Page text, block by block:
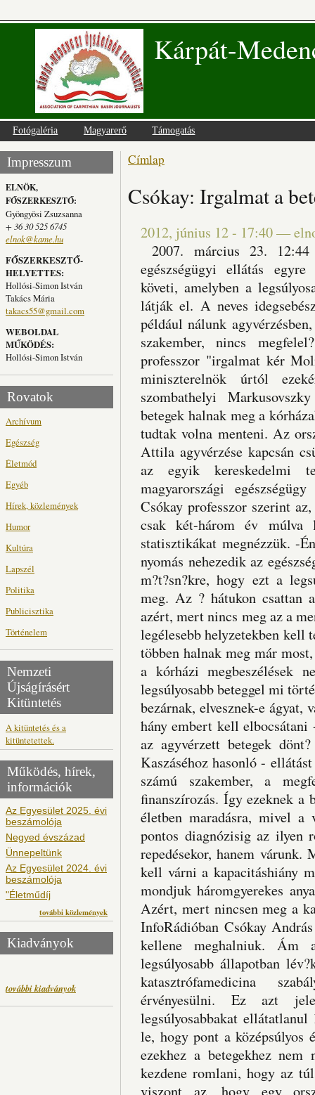
Kárpát-
Fotógaléria Magyarerő Támogatás
Impresszum
ELNÖK,
FŐSZERKESZTŐ:
Gyöngyösi Zsuzsanna
+ 36 30 525 6745
elnok@kame.hu
FŐSZERKESZTŐ-
HELYETTES:
Hollósi-Simon István
Takács Mária
takacs55@gmail.com
WEBOLDAL
MŰKÖDÉS:
Hollósi-Simon István
Rovatok
Archívum
Egészség
Életmód
Egyéb
Hírek, közlemények
Humor
Kultúra
Lapszél
Politika
Publicisztika
Történelem
Nemzeti
Újságírásért
Kitüntetés
A kitüntetés és a
kitüntetettek.
Működés, hírek,
információk
Az Egyesület 2025. évi
beszámolója
Negyed évszázad
Ünnepeltünk
Az Egyesület 2024. évi
beszámolója
"Életműdíj
további közlemények
Kiadványok
további kiadványok
Jelenlegi hely
Címlap
Csókay: Irgalmat a
2012, június 12 - 17:40—
2007. március 23.
egészségügyi ellátás
követi, amelyben a
látják el. A neves
például nálunk
szakember, nincs
professzor "irgalmat kér
miniszterelnök úrtól
szombathelyi
betegek halnak meg a
tudtak volna menteni. Az
Attila agyvérzése kapcsán
az egyik kereskedelmi
magyarországi
Csókay professzor szerint
csak két-három év múlva
statisztikákat megnézzük. -
nyomás nehezedik az
m?t?sn?kre, hogy ezt a
meg. Az ? hátukon csattan
azért, mert nincs meg az a
legélesebb helyzetekben kell
többen halnak meg már
a kórházi megbeszélések
legsúlyosabb beteggel mi
bezárnak, elvesznek-e ágyat,
hány embert kell
az agyvérzett betegek
Kaszáséhoz hasonló -
számú szakember, a
finanszírozás. Így ezeknek a
életben maradásra, mivel
pontos diagnózisig az ilyen
repedésekor, hanem
kell várni a kapacitáshiány
mondjuk háromgyerekes
Azért, mert nincsen meg a
InfoRádióban Csókay
kellene meghalniuk. Ám
legsúlyosabb állapotban
katasztrófamedicina
érvényesülni. Ez azt
legsúlyosabbakat
le, hogy pont a középsúlyos
ezekhez a betegekhez
kezdene romlani, hogy az